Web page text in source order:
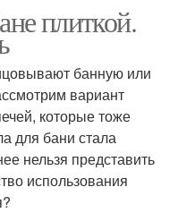
плиткой.
банную или
вариант
которые тоже
для бани стала
нельзя представить
использования